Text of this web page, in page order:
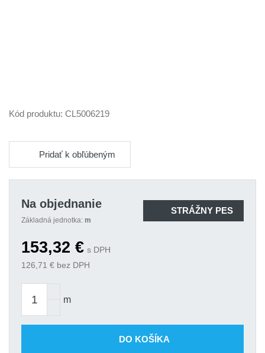
Kód produktu: CL5006219
Pridať k obľúbeným
Na objednanie
Základná jednotka: m
STRÁŽNY PES
153,32 € s DPH
126,71 € bez DPH
m
DO KOŠÍKA